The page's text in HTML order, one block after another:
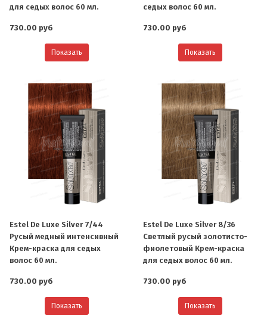
для седых волос 60 мл.
730.00 руб
Показать
седых волос 60 мл.
730.00 руб
Показать
Estel De Luxe Silver 7/44
Русый медный интенсивный
Крем-краска для седых
волос 60 мл.
730.00 руб
Показать
Estel De Luxe Silver 8/36
Светлый русый золотисто-
фиолетовый Крем-краска
для седых волос 60 мл.
730.00 руб
Показать
О компании
Ваша скидка
Доставка